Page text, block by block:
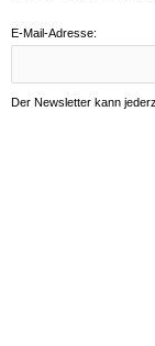
E-Mail-Adresse:
Der Newsletter kann